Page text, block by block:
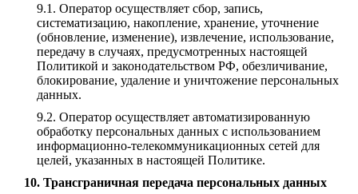
Оператор осуществляет сбор, запись,
систематизацию, накопление, хранение, уточнение
(обновление, изменение), извлечение, использование,
передачу в случаях, предусмотренных настоящей
Политикой и законодательством РФ, обезличивание,
блокирование, удаление и уничтожение персональных
данных.
Оператор осуществляет автоматизированную
обработку персональных данных с использованием
информационно-телекоммуникационных сетей для
целей, указанных в настоящей Политике.
Трансграничная передача персональных данных